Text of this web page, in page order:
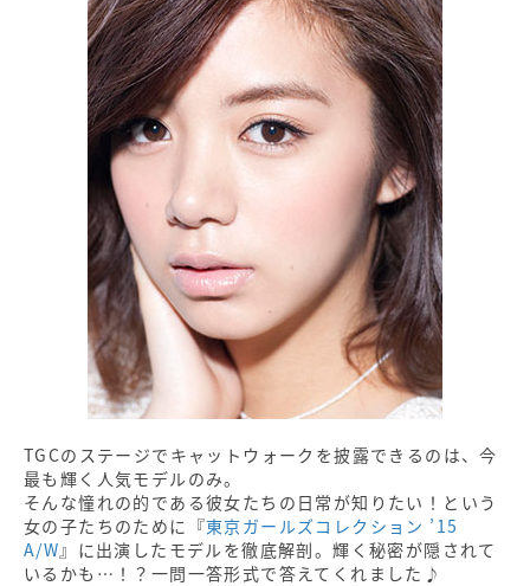
TGCのステージでキャットウォークを披露できるのは、今
最も輝く人気モデルのみ。
そんな憧れの的である彼女たちの日常が知りたい！という
女の子たちのために『東京ガールズコレクション ’15
A/W』に出演したモデルを徹底解剖。輝く秘密が隠されて
いるかも…！？一問一答形式で答えてくれました♪